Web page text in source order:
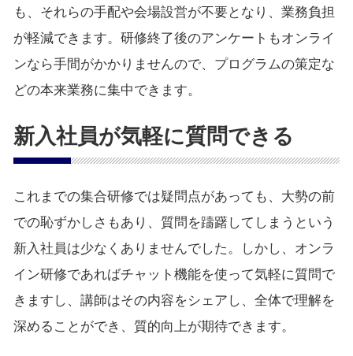
も、それらの手配や会場設営が不要となり、業務負担
が軽減できます。研修終了後のアンケートもオンライ
ンなら手間がかかりませんので、プログラムの策定な
どの本来業務に集中できます。
新入社員が気軽に質問できる
これまでの集合研修では疑問点があっても、大勢の前
での恥ずかしさもあり、質問を躊躇してしまうという
新入社員は少なくありませんでした。しかし、オンラ
イン研修であればチャット機能を使って気軽に質問で
きますし、講師はその内容をシェアし、全体で理解を
深めることができ、質的向上が期待できます。